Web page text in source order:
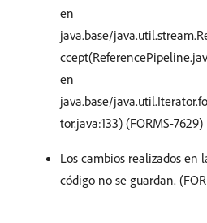
en
java.base/
en
java.base/
tor.java:133) (FORMS-7629)
Los cambios realizados en
código no se guardan.